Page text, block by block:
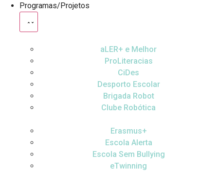
Programas/Projetos
aLER+ e Melhor
ProLiteracias
CiDes
Desporto Escolar
Brigada Robot
Clube Robótica
Erasmus+
Escola Alerta
Escola Sem Bullying
eTwinning